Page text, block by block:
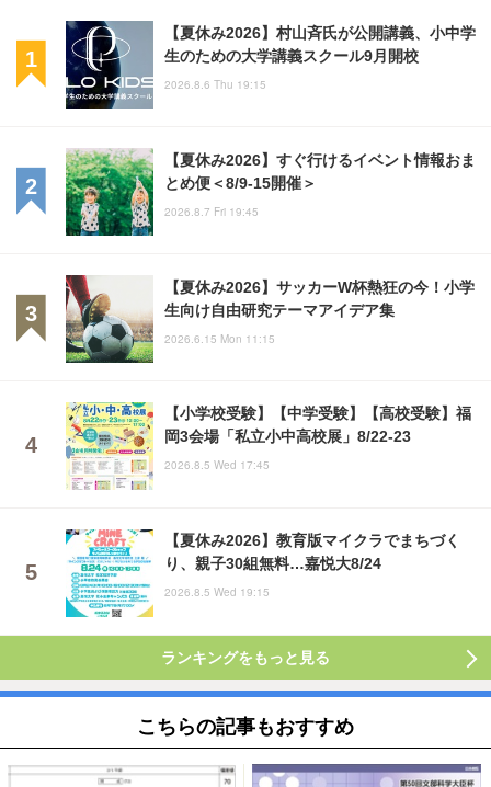
【夏休み2026】村山斉氏が公開講義、小中学
生のための大学講義スクール9月開校
2026.8.6 Thu 19:15
【夏休み2026】すぐ行けるイベント情報おま
とめ便＜8/9-15開催＞
2026.8.7 Fri 19:45
【夏休み2026】サッカーW杯熱狂の今！小学
生向け自由研究テーマアイデア集
2026.6.15 Mon 11:15
【小学校受験】【中学受験】【高校受験】福
岡3会場「私立小中高校展」8/22-23
2026.8.5 Wed 17:45
【夏休み2026】教育版マイクラでまちづく
り、親子30組無料…嘉悦大8/24
2026.8.5 Wed 19:15
ランキングをもっと見る
こちらの記事もおすすめ